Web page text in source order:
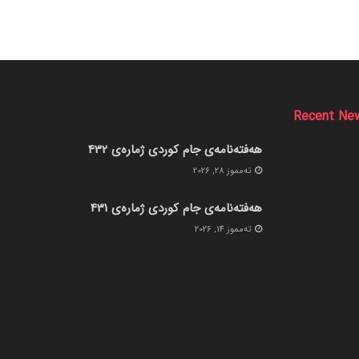
Recent
هەفتەنامەی جام کوردی ژمارەی 432
ته‌مموز 28, 2026
هەفتەنامەی جام کوردی ژمارەی 431
ته‌مموز 14, 2026